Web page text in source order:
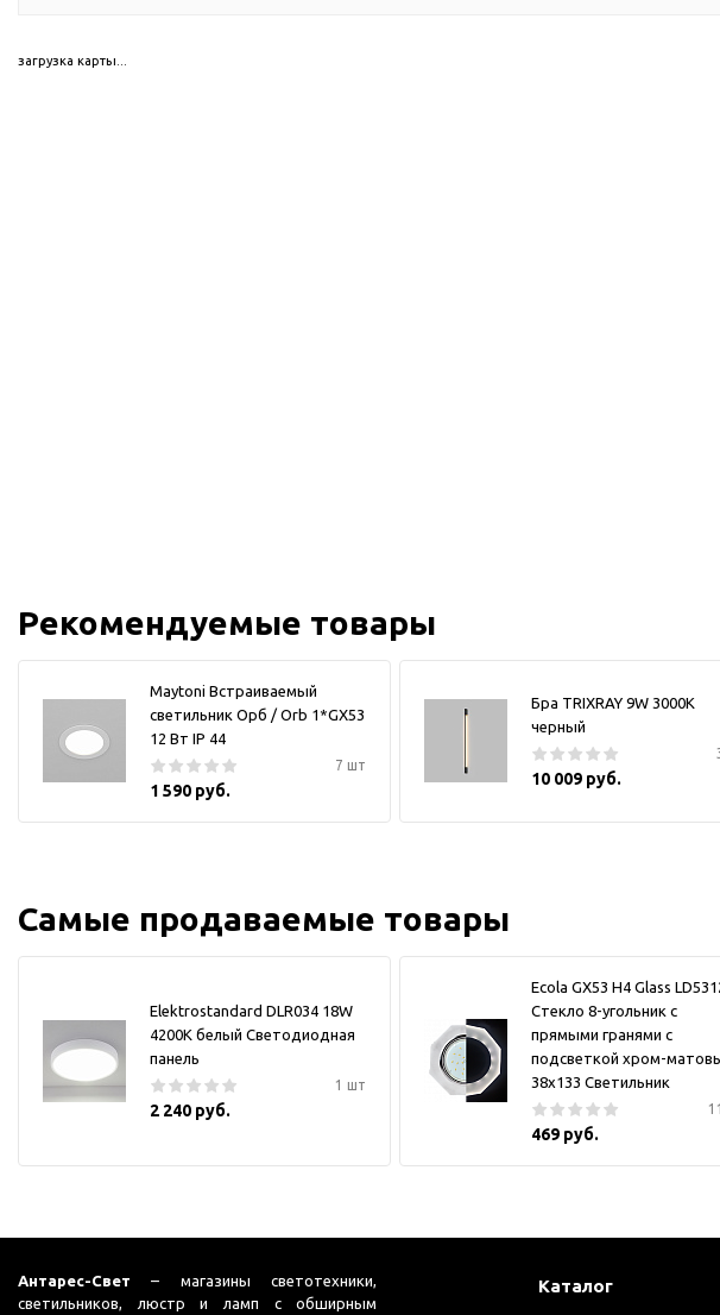
загрузка карты...
Рекомендуемые товары
Maytoni Встраиваемый
светильник Орб / Orb 1*GX53
12 Вт IP 44
7 шт
1 590 руб.
Бра TRIXRAY 9W 3000К
черный
10 009 руб.
Самые продаваемые товары
Elektrostandard DLR034 18W
4200K белый Светодиодная
панель
1 шт
2 240 руб.
Ecola GX53 H4 Glass
Стекло 8-угольник с
прямыми гранями с
подсветкой хром-
38x133 Светильник
469 руб.
Антарес-Свет – магазины светотехники,
светильников, люстр и ламп с обширным
Каталог